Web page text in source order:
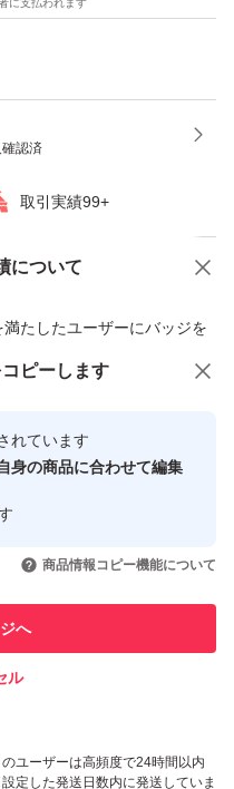
に支払われます
認済
取引実績99+
について
たしたユーザーにバッジを
安全なユーザーです
を完了させた実績があります
取引実績があります
のユーザーは高頻度で24時間以内
設定した発送日数内に発送していま
商品への質問
ピーします
れています
身の商品に合わせて編集
商品情報コピー機能について
へ
ル